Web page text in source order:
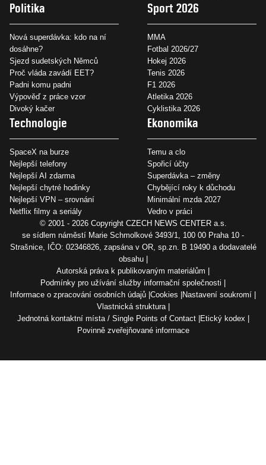
Politika
Nová superdávka: kdo na ní
dosáhne?
Sjezd sudetských Němců
Proč vláda zavádí EET?
Padni komu padni
Výpověď z práce vzor
Divoký kačer
Sport 2026
MMA
Fotbal 2026/27
Hokej 2026
Tenis 2026
F1 2026
Atletika 2026
Cyklistika 2026
Technologie
SpaceX na burze
Nejlepší telefony
Nejlepší AI zdarma
Nejlepší chytré hodinky
Nejlepší VPN – srovnání
Netflix filmy a seriály
Ekonomika
Temu a clo
Spořicí účty
Superdávka – změny
Chybějící roky k důchodu
Minimální mzda 2027
Vedro v práci
© 2001 - 2026 Copyright CZECH NEWS CENTER a.s.
se sídlem náměstí Marie Schmolkové 3493/1, 100 00 Praha 10 -
Strašnice, IČO: 02346826, zapsána v OR, sp.zn. B 19490 a dodavatelé
obsahu
Autorská práva k publikovaným materiálům
Podmínky pro užívání služby informační společnosti
Informace o zpracování osobních údajů Cookies
Nastavení soukromí
Vlastnická struktura
Jednotná kontaktní místa / Single Points of Contact
Etický kodex
Povinně zveřejňované informace